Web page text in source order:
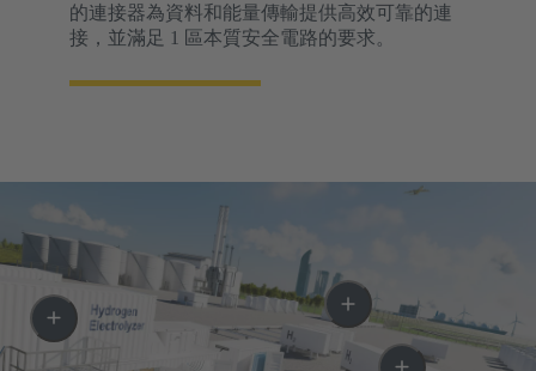
的連接器為資料和能量傳輸提供高效可靠的連
接，並滿足 1 區本質安全電路的要求。